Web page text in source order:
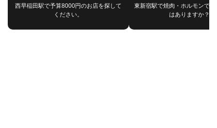
西早稲田駅で予算8000円のお店を探して
ください。
東新宿駅で焼肉・ホルモンで
はありますか？